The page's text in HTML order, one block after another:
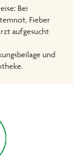
Bei
Fieber
aufgesucht
und